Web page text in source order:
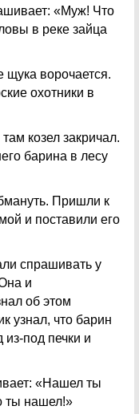
«Муж! Что
в реке зайца
щука ворочается.
охотники в
козел закричал.
барина в лесу
Пришли к
и поставили его
спрашивать у
и
об этом
узнал, что барин
из-под печки и
«Нашел ты
ты нашел!»